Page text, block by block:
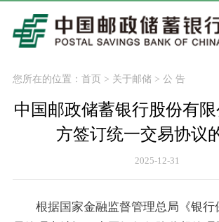
您所在的位置： 首页> 关于邮储 > 公 告
中国邮政储蓄银行股份有
方签订统一交易协议
2025-12-31
根据国家金融监督管理总局《银行